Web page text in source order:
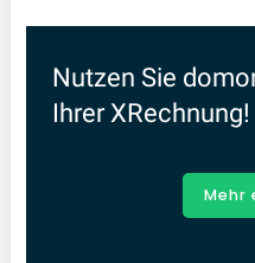
Nutzen Sie
Ihrer XRechnung!
Mehr